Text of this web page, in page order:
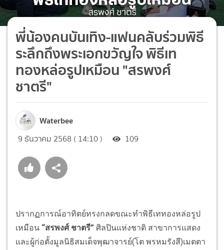
พี่น้องคนบันเทิง-แฟนคลับร่วมพิธี
ระลึกถึงพระเอกขวัญใจ พิธีเท
ทองหล่อรูปเหมือน "สรพงศ์
ชาตรี"
Waterbee
9 ธันวาคม 2568 ( 14:10 ) 109
ปรากฏการณ์อาทิตย์ทรงกลดขณะทำพิธีเททองหล่อรูป
เหมือน “สรพงศ์ ชาตรี” ศิลปินแห่งชาติ สาขาการแสดง
และผู้ก่อตั้งมูลนิธิสมเด็จพุฒาจารย์(โต พรหมรังสี)เมตตา